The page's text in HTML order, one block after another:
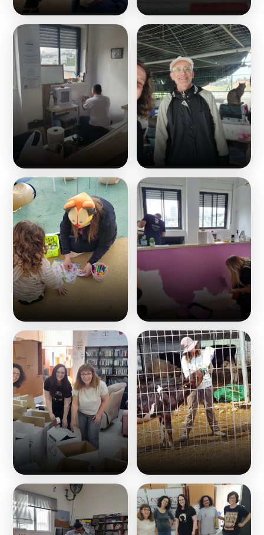
קולות קוראים
אודות ושירותים
English